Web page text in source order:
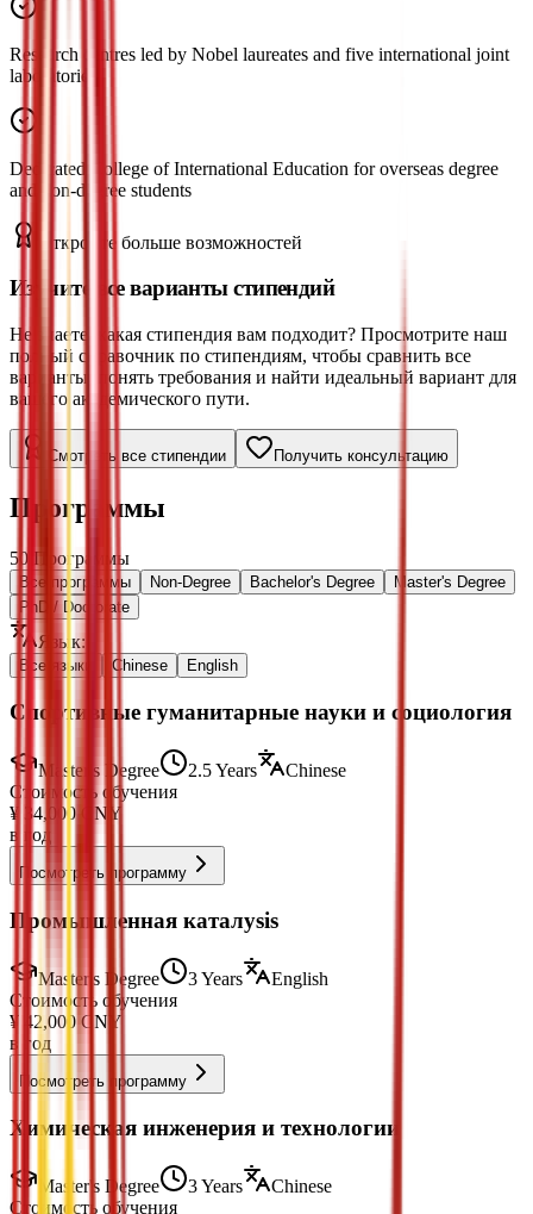
Research centres led by Nobel laureates and five international joint
laboratories
Dedicated College of International Education for overseas degree
and non-degree students
Откройте больше возможностей
Изучите все варианты стипендий
Не знаете, какая стипендия вам подходит? Просмотрите наш
полный справочник по стипендиям, чтобы сравнить все
варианты, понять требования и найти идеальный вариант для
вашего академического пути.
Смотреть все стипендии Получить консультацию
Программы
50 Программы
Все программы Non-Degree Bachelor's Degree
Master's Degree
PhD / Doctorate
Язык:
Все языки Chinese English
Спортивные гуманитарные науки и социология
Master's Degree 2.5 Years
Chinese
Стоимость обучения
¥
34,000 CNY
в год
Посмотреть программу
Промышленная каталysis
Master's Degree 3 Years
English
Стоимость обучения
¥ 42,000 CNY
в год
Посмотреть программу
Химическая инженерия и технологии
Master's Degree 3 Years
Chinese
Стоимость обучения